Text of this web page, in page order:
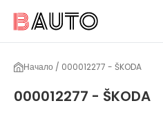
Начало / 000012277 - ŠKODA
000012277 - ŠKODA